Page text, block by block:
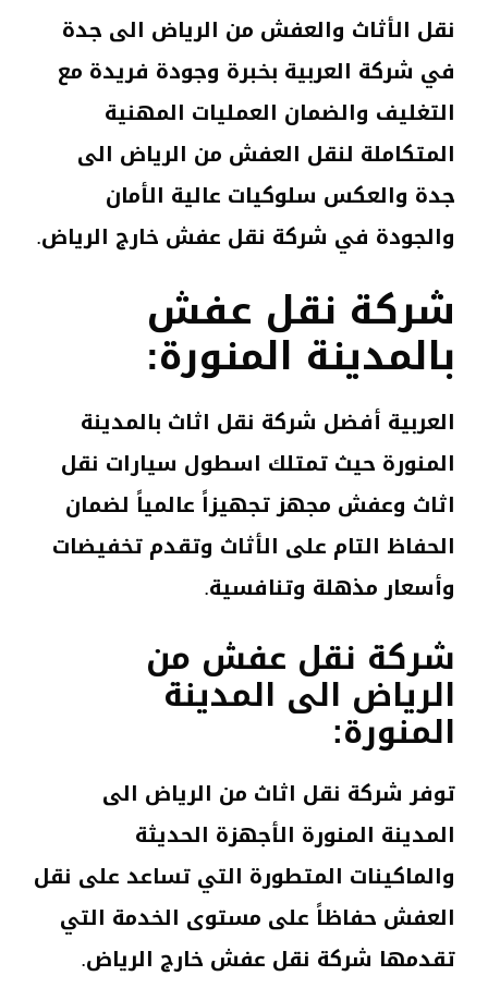
نقل الأثاث والعفش من الرياض الى جدة
في شركة العربية بخبرة وجودة فريدة مع
التغليف والضمان العمليات المهنية
المتكاملة لنقل العفش من الرياض الى
جدة والعكس سلوكيات عالية الأمان
والجودة في شركة نقل عفش خارج الرياض.
شركة نقل عفش
بالمدينة المنورة:
العربية أفضل شركة نقل اثاث بالمدينة
المنورة حيث تمتلك اسطول سيارات نقل
اثاث وعفش مجهز تجهيزاً عالمياً لضمان
الحفاظ التام على الأثاث وتقدم تخفيضات
وأسعار مذهلة وتنافسية.
شركة نقل عفش من
الرياض الى المدينة
المنورة:
توفر شركة نقل اثاث من الرياض الى
المدينة المنورة الأجهزة الحديثة
والماكينات المتطورة التي تساعد على نقل
العفش حفاظاً على مستوى الخدمة التي
تقدمها شركة نقل عفش خارج الرياض.